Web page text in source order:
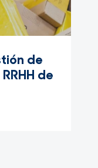
Contacto
de
de